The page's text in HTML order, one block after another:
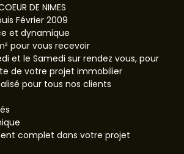
DE NIMES
Février 2009
et dynamique
pour vous recevoir
et le Samedi sur rendez vous, pour
de votre projet immobilier
pour tous nos clients
complet dans votre projet